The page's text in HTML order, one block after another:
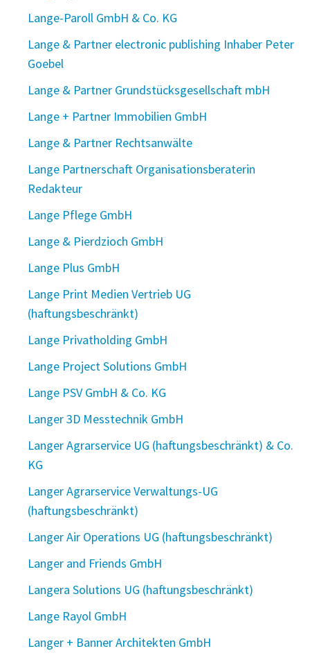
Lange-Paroll GmbH & Co. KG
Lange & Partner electronic publishing Inhaber Peter
Goebel
Lange & Partner Grundstücksgesellschaft mbH
Lange + Partner Immobilien GmbH
Lange & Partner Rechtsanwälte
Lange Partnerschaft Organisationsberaterin
Redakteur
Lange Pflege GmbH
Lange & Pierdzioch GmbH
Lange Plus GmbH
Lange Print Medien Vertrieb UG
(haftungsbeschränkt)
Lange Privatholding GmbH
Lange Project Solutions GmbH
Lange PSV GmbH & Co. KG
Langer 3D Messtechnik GmbH
Langer Agrarservice UG (haftungsbeschränkt) & Co.
KG
Langer Agrarservice Verwaltungs-UG
(haftungsbeschränkt)
Langer Air Operations UG (haftungsbeschränkt)
Langer and Friends GmbH
Langera Solutions UG (haftungsbeschränkt)
Lange Rayol GmbH
Langer + Banner Architekten GmbH